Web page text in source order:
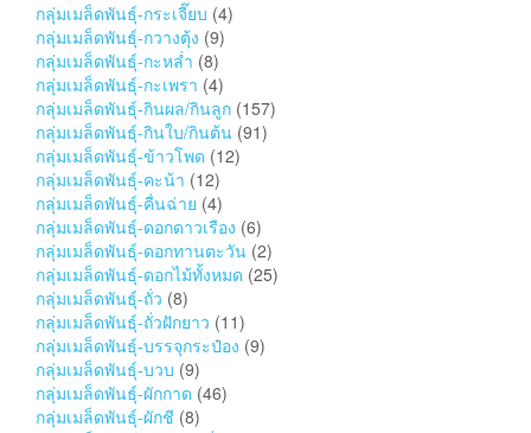
กลุ่มเมล็ดพันธุ์-กระเจี๊ยบ (4)
กลุ่มเมล็ดพันธุ์-กวางตุ้ง (9)
กลุ่มเมล็ดพันธุ์-กะหล่ำ (8)
กลุ่มเมล็ดพันธุ์-กะเพรา (4)
กลุ่มเมล็ดพันธุ์-กินผล/กินลูก (157)
กลุ่มเมล็ดพันธุ์-กินใบ/กินต้น (91)
กลุ่มเมล็ดพันธุ์-ข้าวโพด (12)
กลุ่มเมล็ดพันธุ์-คะน้า (12)
กลุ่มเมล็ดพันธุ์-คื่นฉ่าย (4)
กลุ่มเมล็ดพันธุ์-ดอกดาวเรือง (6)
กลุ่มเมล็ดพันธุ์-ดอกทานตะวัน (2)
กลุ่มเมล็ดพันธุ์-ดอกไม้ทั้งหมด (25)
กลุ่มเมล็ดพันธุ์-ถั่ว (8)
กลุ่มเมล็ดพันธุ์-ถั่วฝักยาว (11)
กลุ่มเมล็ดพันธุ์-บรรจุกระป๋อง (9)
กลุ่มเมล็ดพันธุ์-บวบ (9)
กลุ่มเมล็ดพันธุ์-ผักกาด (46)
กลุ่มเมล็ดพันธุ์-ผักชี (8)